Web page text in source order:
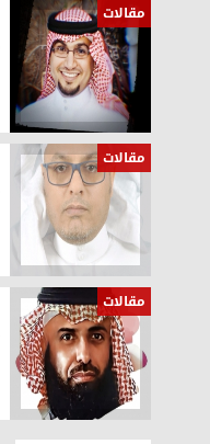
مقالات
مقالات
مقالات